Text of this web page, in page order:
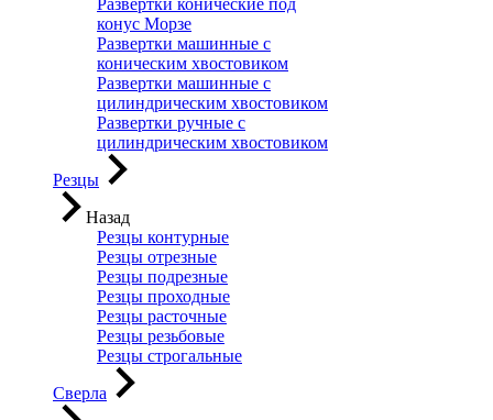
Развертки конические под
конус Морзе
Развертки машинные с
коническим хвостовиком
Развертки машинные с
цилиндрическим хвостовиком
Развертки ручные с
цилиндрическим хвостовиком
Резцы
Назад
Резцы контурные
Резцы отрезные
Резцы подрезные
Резцы проходные
Резцы расточные
Резцы резьбовые
Резцы строгальные
Сверла